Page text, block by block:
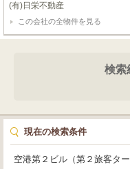
(有)日栄不動産
この会社の全物件を見る
検索
現在の検索条件
空港第２ビル（第２旅客タ